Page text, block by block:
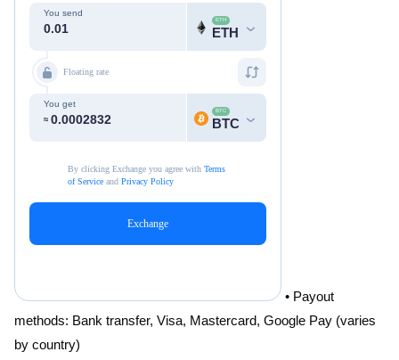
• Payout
methods: Bank transfer, Visa, Mastercard, Google Pay (varies
by country)